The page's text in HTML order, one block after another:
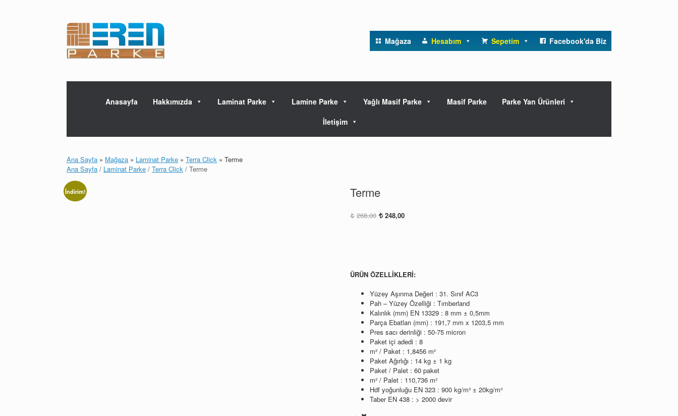
Mağaza Hesabım Sepetim Facebook'da Biz
Anasayfa Hakkımızda Laminat Parke Lamine Parke Yağlı Masif Parke Masif Parke
Parke Yan Ürünleri
İletişim
Ana Sayfa » Mağaza » Laminat Parke » Terra Click » Terme
Ana Sayfa / Laminat Parke / Terra Click / Terme
İndirim! Terme
268,00 Orijinal
248,00Şu
ÜRÜN ÖZELLİKLERİ:
Yüzey Aşınma Değeri : 31. Sınıf AC3
Pah – Yüzey Özelliği : Tımberland
Kalınlık (mm) EN 13329 : 8 mm ± 0,5mm
Parça Ebatları (mm) : 191,7 mm x 1203,5 mm
Pres sacı derinliği : 50-75 micron
Paket içi adedi : 8
m² / Paket : 1,8456 m²
Paket Ağırlığı : 14 kg ± 1 kg
Paket / Palet : 60 paket
m² / Palet : 110,736 m²
Hdf yoğunluğu EN 323 : 900 kg/m³ ± 20kg/m³
Taber EN 438 : > 2000 devir